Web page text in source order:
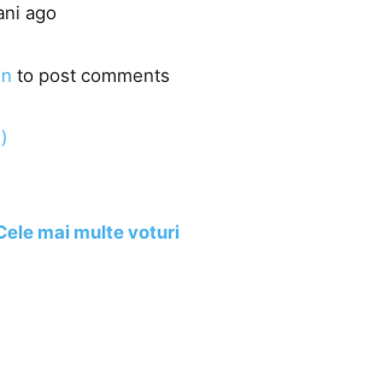
ago
to post comments
mai multe voturi